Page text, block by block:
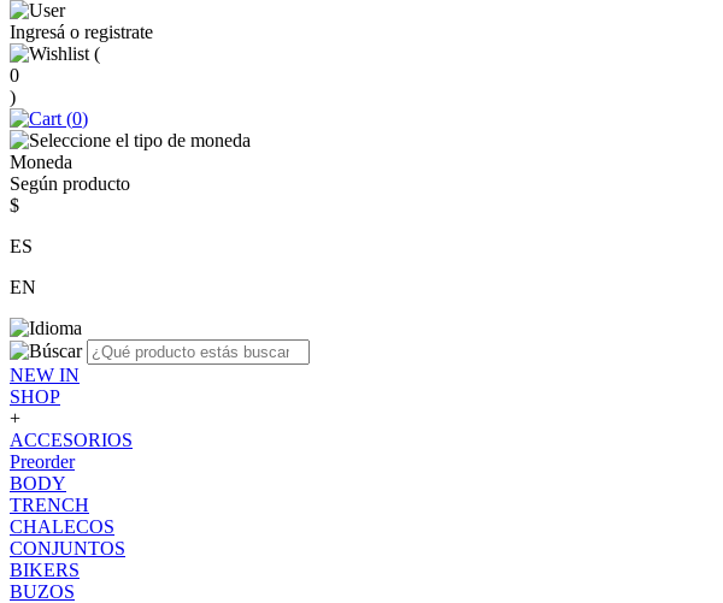
Ingresá o registrate
(
0
)
(0)
Moneda
Según producto
$
ES
EN
NEW IN
SHOP
+
ACCESORIOS
Preorder
BODY
TRENCH
CHALECOS
CONJUNTOS
BIKERS
BUZOS